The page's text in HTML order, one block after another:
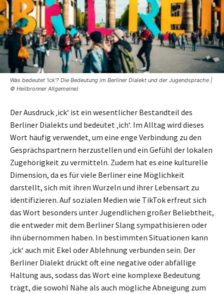
Was bedeutet 'ick'? Die Bedeutung im Berliner Dialekt und der Jugendsprache |
© Heilbronner Allgemeine)
Der Ausdruck ‚ick‘ ist ein wesentlicher Bestandteil des
Berliner Dialekts und bedeutet ‚ich‘. Im Alltag wird dieses
Wort häufig verwendet, um eine enge Verbindung zu den
Gesprächspartnern herzustellen und ein Gefühl der lokalen
Zugehörigkeit zu vermitteln. Zudem hat es eine kulturelle
Dimension, da es für viele Berliner eine Möglichkeit
darstellt, sich mit ihren Wurzeln und ihrer Lebensart zu
identifizieren. Auf sozialen Medien wie TikTok erfreut sich
das Wort besonders unter Jugendlichen großer Beliebtheit,
die entweder mit dem Berliner Slang sympathisieren oder
ihn übernommen haben. In bestimmten Situationen kann
‚ick‘ auch mit Ekel oder Ablehnung verbunden sein. Der
Berliner Dialekt drückt oft eine negative oder abfällige
Haltung aus, sodass das Wort eine komplexe Bedeutung
trägt, die sowohl Nähe als auch mögliche Abneigung zum